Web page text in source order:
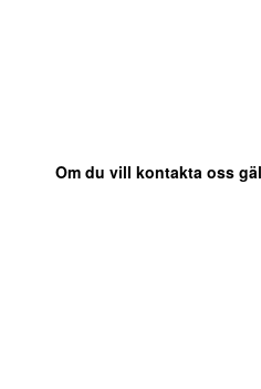
Om du vill kontakta oss